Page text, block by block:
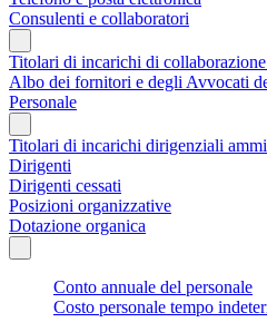
Consulenti e collaboratori
Titolari di incarichi di collaborazione
Albo dei fornitori e degli Avvocati
Personale
Titolari di incarichi dirigenziali
Dirigenti
Dirigenti cessati
Posizioni organizzative
Dotazione organica
Conto annuale del personale
Costo personale tempo